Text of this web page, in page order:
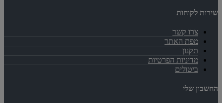
שירות לקוחות
צרו קשר
מפת האתר
תקנון
מדיניות הפרטיות
ביטולים
החשבון שלי